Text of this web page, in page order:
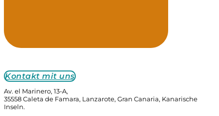
Kontakt mit uns
Av. el Marinero, 13-A,
35558 Caleta de Famara, Lanzarote, Gran Canaria, Kanarische
Inseln.